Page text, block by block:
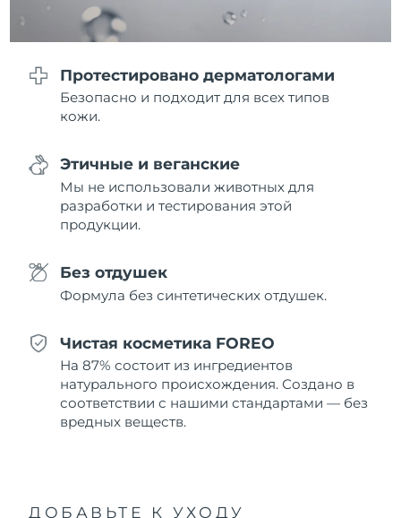
Протестировано дерматологами
Безопасно и подходит для всех типов
кожи.
Этичные и веганские
Мы не использовали животных для
разработки и тестирования этой
продукции.
Без отдушек
Формула без синтетических отдушек.
Чистая косметика FOREO
На 87% состоит из ингредиентов
натурального происхождения. Создано в
соответствии с нашими стандартами — без
вредных веществ.
ДОБАВЬТЕ К УХОДУ
Польша
Ожидаемая дата доставки
8/11/26
Португалия
Ожидаемая дата доставки
8/10/26
Катар
Ожидаемая дата доставки
Румыния
Ожидаемая дата доставки
Россия
Ожидаемая дата доставки
Саудовская Аравия
Ожидаемая дата доставки
Ожидаемая дата доставки